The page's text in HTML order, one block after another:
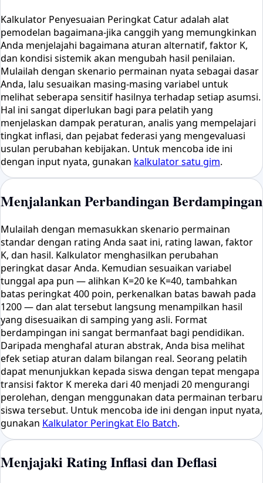
Kalkulator Penyesuaian Peringkat Catur adalah alat
pemodelan bagaimana-jika canggih yang memungkinkan
Anda menjelajahi bagaimana aturan alternatif, faktor K,
dan kondisi sistemik akan mengubah hasil penilaian.
Mulailah dengan skenario permainan nyata sebagai dasar
Anda, lalu sesuaikan masing-masing variabel untuk
melihat seberapa sensitif hasilnya terhadap setiap asumsi.
Hal ini sangat diperlukan bagi para pelatih yang
menjelaskan dampak peraturan, analis yang mempelajari
tingkat inflasi, dan pejabat federasi yang mengevaluasi
usulan perubahan kebijakan. Untuk mencoba ide ini
dengan input nyata, gunakan kalkulator satu gim.
Menjalankan Perbandingan Berdampingan
Mulailah dengan memasukkan skenario permainan
standar dengan rating Anda saat ini, rating lawan, faktor
K, dan hasil. Kalkulator menghasilkan perubahan
peringkat dasar Anda. Kemudian sesuaikan variabel
tunggal apa pun — alihkan K=20 ke K=40, tambahkan
batas peringkat 400 poin, perkenalkan batas bawah pada
1200 — dan alat tersebut langsung menampilkan hasil
yang disesuaikan di samping yang asli. Format
berdampingan ini sangat bermanfaat bagi pendidikan.
Daripada menghafal aturan abstrak, Anda bisa melihat
efek setiap aturan dalam bilangan real. Seorang pelatih
dapat menunjukkan kepada siswa dengan tepat mengapa
transisi faktor K mereka dari 40 menjadi 20 mengurangi
perolehan, dengan menggunakan data permainan terbaru
siswa tersebut. Untuk mencoba ide ini dengan input nyata,
gunakan Kalkulator Peringkat Elo Batch.
Menjajaki Rating Inflasi dan Deflasi